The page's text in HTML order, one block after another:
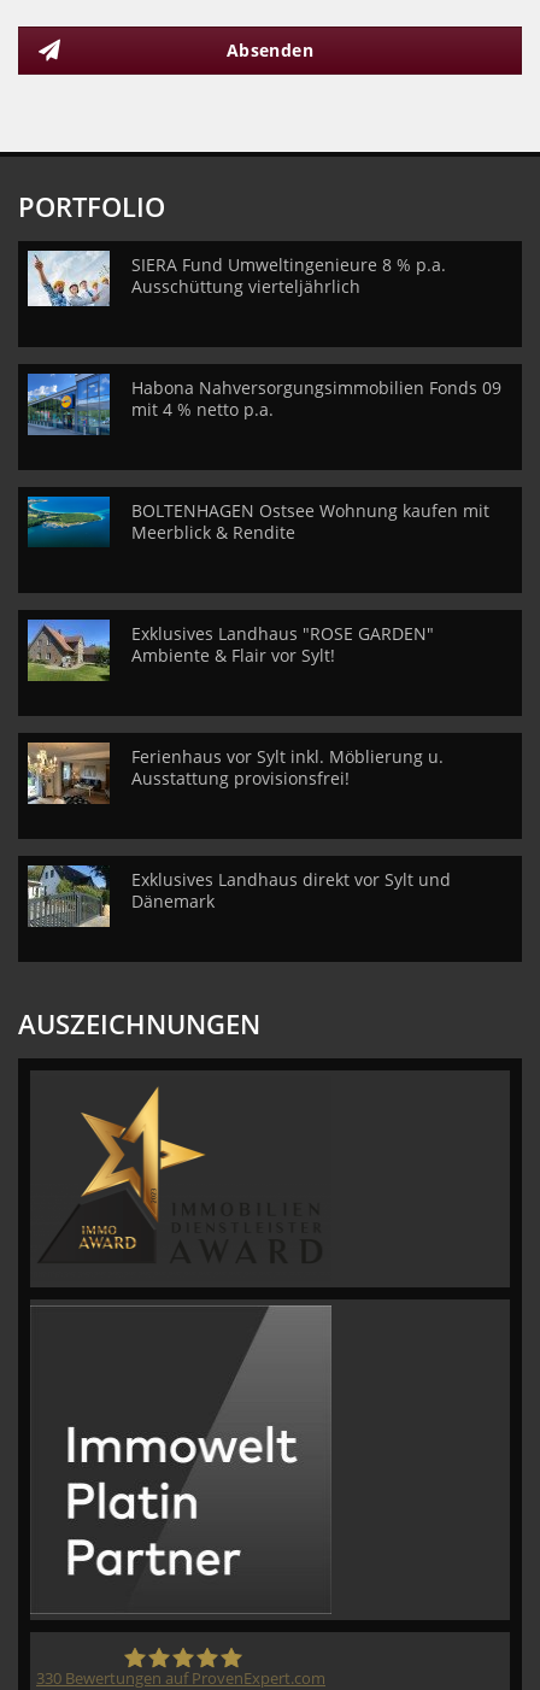
Absenden
PORTFOLIO
SIERA Fund Umweltingenieure 8 % p.a.
Ausschüttung vierteljährlich
Habona Nahversorgungsimmobilien Fonds 09
mit 4 % netto p.a.
BOLTENHAGEN Ostsee Wohnung kaufen mit
Meerblick & Rendite
Exklusives Landhaus "ROSE GARDEN"
Ambiente & Flair vor Sylt!
Ferienhaus vor Sylt inkl. Möblierung u.
Ausstattung provisionsfrei!
Exklusives Landhaus direkt vor Sylt und
Dänemark
AUSZEICHNUNGEN
330 Bewertungen auf ProvenExpert.com